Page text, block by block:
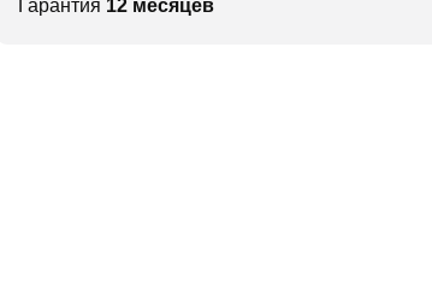
Гарантия 12 месяцев